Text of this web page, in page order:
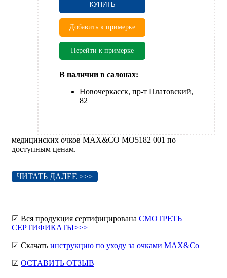
КУПИТЬ
Добавить к примерке
Перейти к примерке
В наличии в салонах:
Новочеркасск, пр-т Платовский,
82
медицинских очков MAX&CO MO5182 001 по
доступным ценам.
ЧИТАТЬ ДАЛЕЕ >>>
☑ Вся продукция сертифицирована СМОТРЕТЬ
СЕРТИФИКАТЫ>>>
☑ Скачать инструкцию по уходу за очками MAX&Co
☑ ОСТАВИТЬ ОТЗЫВ